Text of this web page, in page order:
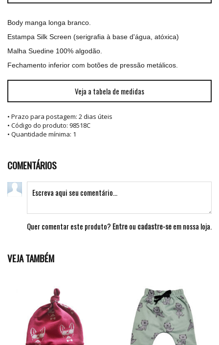
Body manga longa branco.
Estampa Silk Screen (serigrafia à base d'água, atóxica)
Malha Suedine 100% algodão.
Fechamento inferior com botões de pressão metálicos.
Veja a tabela de medidas
• Prazo para postagem: 2 dias úteis
• Código do produto: 98518C
• Quantidade mínima: 1
COMENTÁRIOS
Quer comentar este produto? Entreou cadastre-seem nossa loja.
VEJA TAMBÉM